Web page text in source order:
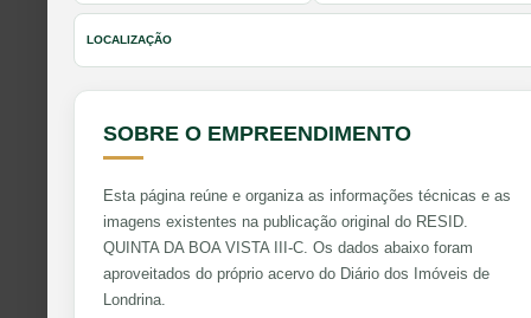
LOCALIZAÇÃO
SOBRE O EMPREENDIMENTO
Esta página reúne e organiza as informações técnicas e as
imagens existentes na publicação original do RESID.
QUINTA DA BOA VISTA III-C. Os dados abaixo foram
aproveitados do próprio acervo do Diário dos Imóveis de
Londrina.